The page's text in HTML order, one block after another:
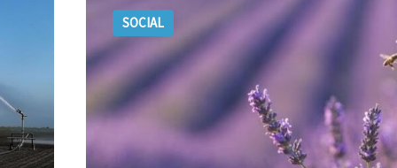
plante
aromatice
s-
au
prăbușit:
un
sector
odinioară
SOCIAL